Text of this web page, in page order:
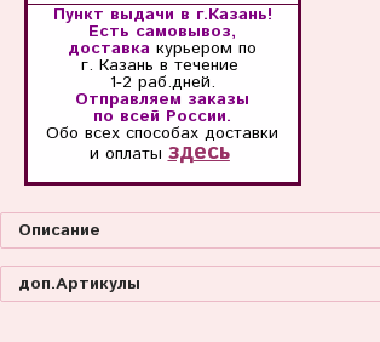
Пункт выдачи в г.Казань!
Есть самовывоз,
доставка курьером по
г. Казань в течение
1-2 раб.дней.
Отправляем заказы
по всей России.
Обо всех способахдоставки
и оплаты здесь
Описание
доп.Артикулы